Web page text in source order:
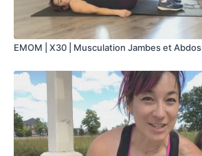
EMOM | X30 | Musculation Jambes et Abdos